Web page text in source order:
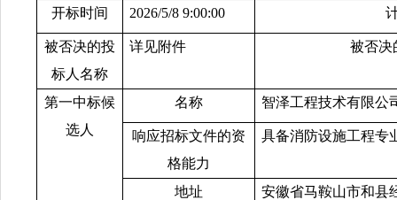
开标时间 2026/5/8 9:00:00
被否决的投
标人名称
详见附件 被否决
第一中标候
选人
名称 智泽工程技术有限公
响应招标文件的资
格能力
具备消防设施工程专
地址 安徽省马鞍山市和县